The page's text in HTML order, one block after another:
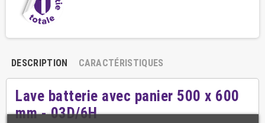
DESCRIPTION CARACTÉRISTIQUES
Lave batterie avec panier 500 x 600
mm - 03D/6H